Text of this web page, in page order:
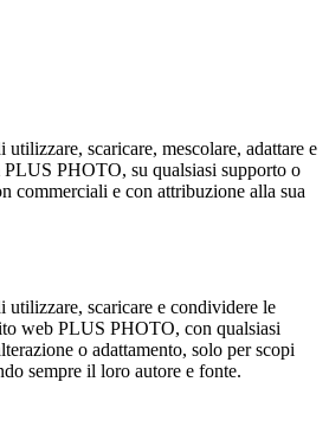
utilizzare, scaricare, mescolare, adattare e
PHOTO, su qualsiasi supporto o
commerciali e con attribuzione alla sua
utilizzare, scaricare e condividere le
web PLUS PHOTO, con qualsiasi
o adattamento, solo per scopi
sempre il loro autore e fonte.